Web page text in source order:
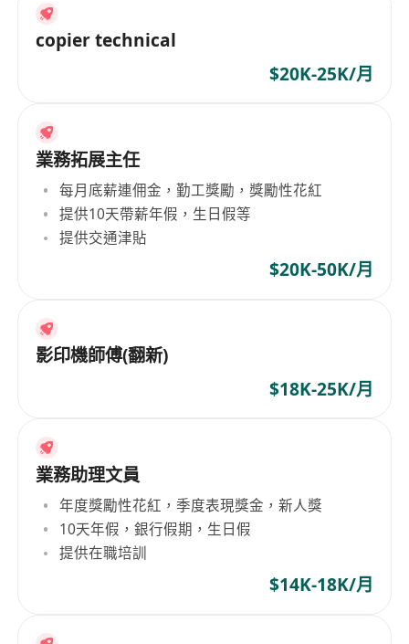
copier technical
$20K-25K/月
業務拓展主任
每月底薪連佣金，勤工獎勵，獎勵性花紅
提供10天帶薪年假，生日假等
提供交通津貼
$20K-50K/月
影印機師傅(翻新)
$18K-25K/月
業務助理文員
年度獎勵性花紅，季度表現獎金，新人獎
10天年假，銀行假期，生日假
提供在職培訓
$14K-18K/月